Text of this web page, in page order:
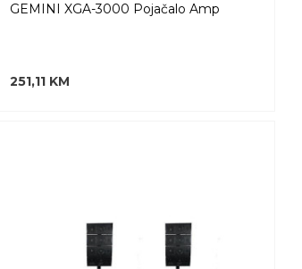
GEMINI XGA-3000 Pojačalo Amp
251,11 KM